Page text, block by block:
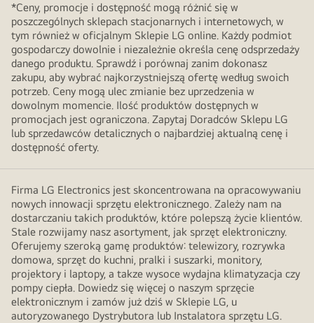
*Ceny, promocje i dostępność mogą różnić się w
poszczególnych sklepach stacjonarnych i internetowych, w
tym również w oficjalnym Sklepie LG online. Każdy podmiot
gospodarczy dowolnie i niezależnie określa cenę odsprzedaży
danego produktu. Sprawdź i porównaj zanim dokonasz
zakupu, aby wybrać najkorzystniejszą ofertę według swoich
potrzeb. Ceny mogą ulec zmianie bez uprzedzenia w
dowolnym momencie. Ilość produktów dostępnych w
promocjach jest ograniczona. Zapytaj Doradców Sklepu LG
lub sprzedawców detalicznych o najbardziej aktualną cenę i
dostępność oferty.
Firma LG Electronics jest skoncentrowana na opracowywaniu
nowych innowacji sprzętu elektronicznego. Zależy nam na
dostarczaniu takich produktów, które polepszą życie klientów.
Stale rozwijamy nasz asortyment, jak sprzęt elektroniczny.
Oferujemy szeroką gamę produktów: telewizory, rozrywka
domowa, sprzęt do kuchni, pralki i suszarki, monitory,
projektory i laptopy, a takze wysoce wydajna klimatyzacja czy
pompy ciepła. Dowiedz się więcej o naszym sprzęcie
elektronicznym i zamów już dziś w Sklepie LG, u
autoryzowanego Dystrybutora lub Instalatora sprzętu LG.